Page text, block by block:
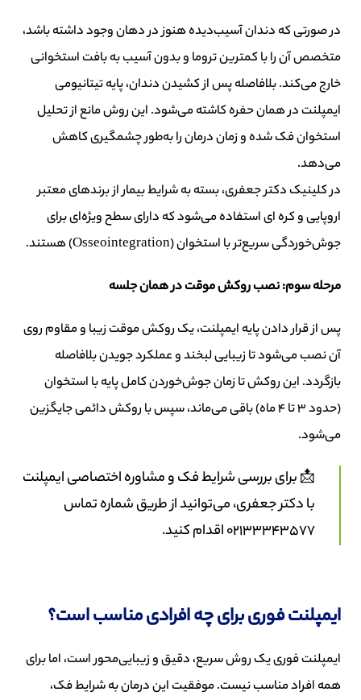
در صورتی که دندان آسیب‌دیده هنوز در دهان وجود داشته باشد،
متخصص آن را با کمترین تروما و بدون آسیب به بافت استخوانی
خارج می‌کند. بلافاصله پس از کشیدن دندان، پایه تیتانیومی
ایمپلنت در همان حفره کاشته می‌شود. این روش مانع از تحلیل
استخوان فک شده و زمان درمان را به‌طور چشمگیری کاهش
می‌دهد.
در کلینیک دکتر جعفری، بسته به شرایط بیمار از برندهای معتبر
اروپایی و کره ای استفاده می‌شود که دارای سطح ویژه‌ای برای
جوش‌خوردگی سریع‌تر با استخوان (Osseointegration) هستند.
مرحله سوم: نصب روکش موقت در همان جلسه
پس از قرار دادن پایه ایمپلنت، یک روکش موقت زیبا و مقاوم روی
آن نصب می‌شود تا زیبایی لبخند و عملکرد جویدن بلافاصله
بازگردد. این روکش تا زمان جوش‌خوردن کامل پایه با استخوان
(حدود ۳ تا ۴ ماه) باقی می‌ماند، سپس با روکش دائمی جایگزین
می‌شود.
📩 برای بررسی شرایط فک و مشاوره اختصاصی ایمپلنت
با دکتر جعفری، می‌توانید از طریق شماره تماس
02133343577 اقدام کنید.
ایمپلنت فوری برای چه افرادی مناسب است؟
ایمپلنت فوری یک روش سریع، دقیق و زیبایی‌محور است، اما برای
همه افراد مناسب نیست. موفقیت این درمان به شرایط فک،